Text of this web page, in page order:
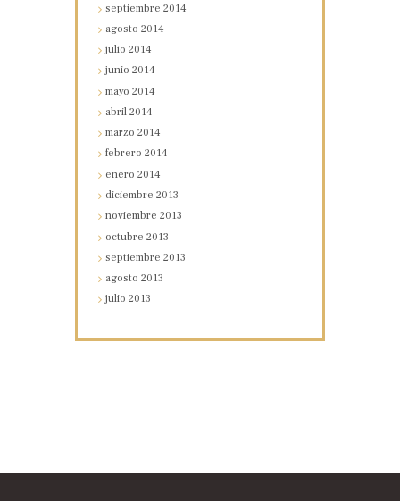
septiembre2014
agosto2014
julio2014
junio2014
mayo2014
abril2014
marzo2014
febrero2014
enero2014
diciembre2013
noviembre2013
octubre2013
septiembre2013
agosto2013
julio2013